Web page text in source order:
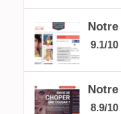
9.1/10
Notre
8.9/10